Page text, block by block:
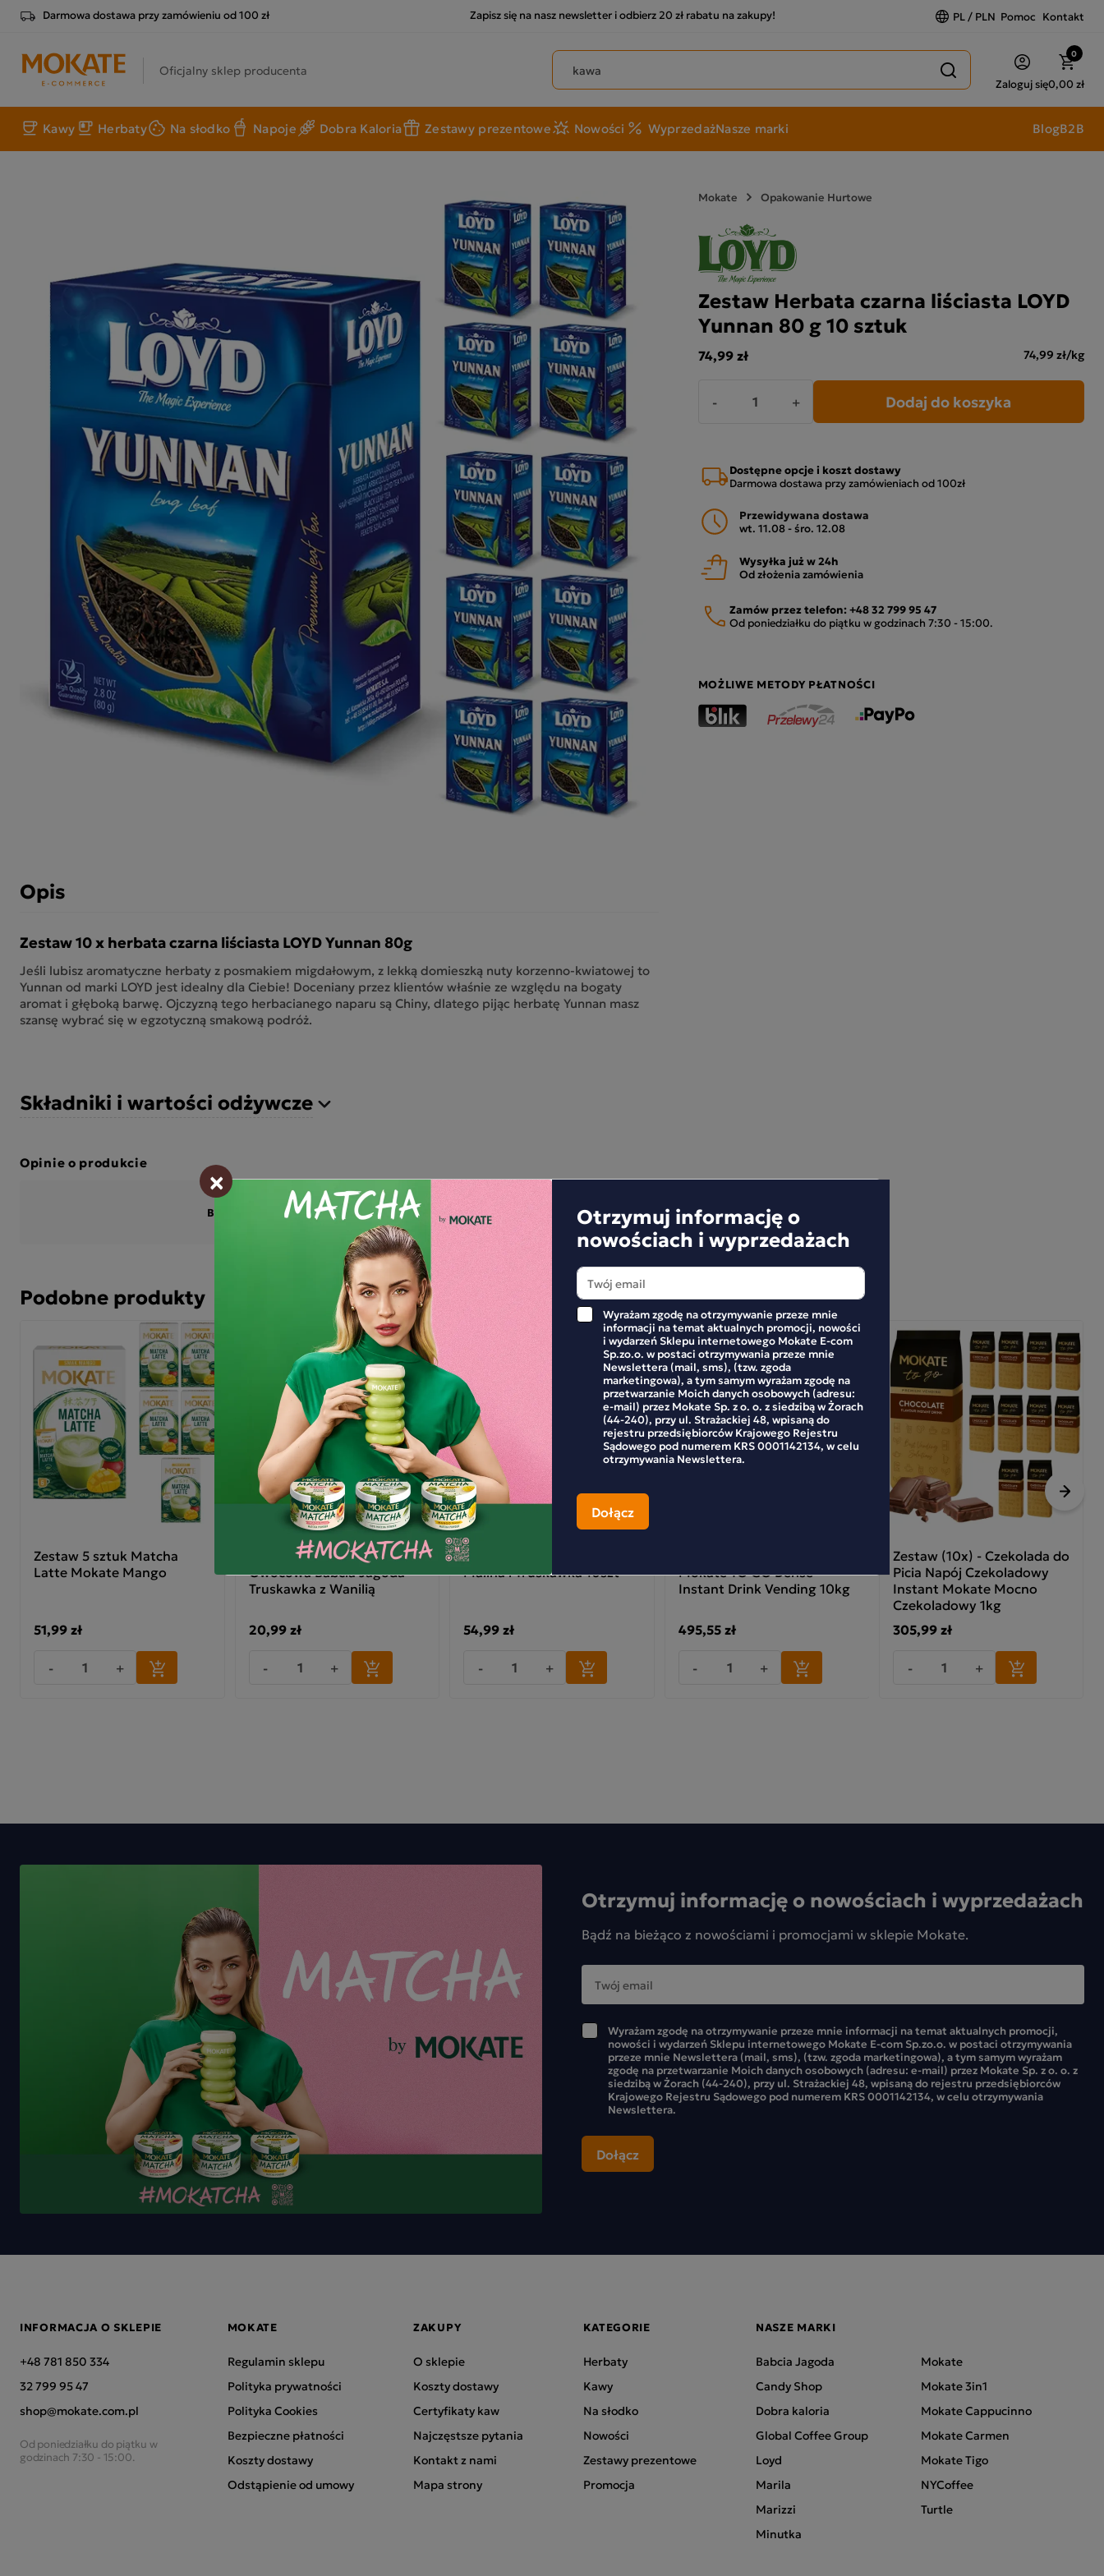
Darmowa dostawa przy zamówieniu od 100 zł Zapisz się na nasz newsletter i odbierz 20 zł rabatu na zakupy! PL / PLN Pomoc Kontakt
Oficjalny sklep producenta Szukaj produktów
Zaloguj się
0
0,00 zł
Kawy Herbaty Na słodko Napoje Dobra Kaloria Zestawy prezentowe Nowości WyprzedażNasze marki BlogB2B
Mokate Opakowanie Hurtowe
Zestaw Herbata czarna liściasta LOYD
Yunnan 80 g 10 sztuk
74,99 zł 74,99 zł/kg
- + Dodaj do koszyka
Dostępne opcje i koszt dostawy
Darmowa dostawa przy zamówieniach od 100zł
Przewidywana dostawa
wt. 11.08 - śro. 12.08
Wysyłka już w 24h
Od złożenia zamówienia
Zamów przez telefon:+48 32 799 95 47
Od poniedziałku do piątku w godzinach 7:30 - 15:00.
MOŻLIWE METODY PŁATNOŚCI
Opis
Zestaw 10 x herbata czarna liściasta LOYD Yunnan 80g
Jeśli lubisz aromatyczne herbaty z posmakiem migdałowym, z lekką domieszką nuty korzenno-kwiatowej to
Yunnan od marki LOYD jest idealny dla Ciebie! Doceniany przez klientów właśnie ze względu na bogaty
aromat i głęboką barwę. Ojczyzną tego herbacianego naparu są Chiny, dlatego pijąc herbatę Yunnan masz
szansę wybrać się w egzotyczną smakową podróż.
Składniki i wartości odżywcze
Opinie o produkcie
BĄDŹ PIERWSZYM KTÓRY NAPISZE RECENZJĘ
Podobne produkty
Zestaw 5 sztuk Matcha
Latte Mokate Mango
51,99 zł
-
+
Zestaw 6 sztuk Herbatka
Owocowa Babcia Jagoda
Truskawka z Wanilią
20,99 zł
-
+
Zestaw Hurtowy Herbata
Malina i Truskawka 10szt
54,99 zł
-
+
Mokate TO GO Dense
Instant Drink Vending 10kg
495,55 zł
-
+
Zestaw (10x) - Czekolada do
Picia Napój Czekoladowy
Instant Mokate Mocno
Czekoladowy 1kg
305,99 zł
-
+
Otrzymuj informację o nowościach i wyprzedażach
Bądź na bieżąco z nowościami i promocjami w sklepie Mokate.
Wyrażam zgodę na otrzymywanie przeze mnie informacji na temat aktualnych promocji,
nowości i wydarzeń Sklepu internetowego Mokate E-com Sp.zo.o. w postaci otrzymywania
przeze mnie Newslettera (mail, sms), (tzw. zgoda marketingowa), a tym samym wyrażam
zgodę na przetwarzanie Moich danych osobowych (adresu: e-mail) przez Mokate Sp. z o. o. z
siedzibą w Żorach (44-240), przy ul. Strażackiej 48, wpisaną do rejestru przedsiębiorców
Krajowego Rejestru Sądowego pod numerem KRS 0001142134, w celu otrzymywania
Newslettera.
INFORMACJA O SKLEPIE
+48 781 850 334
32 799 95 47
shop@mokate.com.pl
Od poniedziałku do piątku w
godzinach 7:30 - 15:00.
MOKATE
Regulamin sklepu
Polityka prywatności
Polityka Cookies
Bezpieczne płatności
Koszty dostawy
Odstąpienie od umowy
ZAKUPY
O sklepie
Koszty dostawy
Certyfikaty kaw
Najczęstsze pytania
Kontakt z nami
Mapa strony
KATEGORIE
Herbaty
Kawy
Na słodko
Nowości
Zestawy prezentowe
Promocja
NASZE MARKI
Babcia Jagoda
Candy Shop
Dobra kaloria
Global Coffee Group
Loyd
Marila
Marizzi
Minutka
Mokate
Mokate 3in1
Mokate Cappucinno
Mokate Carmen
Mokate Tigo
NYCoffee
Turtle
×
Otrzymuj informację o
nowościach i wyprzedażach
Wyrażam zgodę na otrzymywanie przeze mnie
informacji na temat aktualnych promocji, nowości
i wydarzeń Sklepu internetowego Mokate E-com
Sp.zo.o. w postaci otrzymywania przeze mnie
Newslettera (mail, sms), (tzw. zgoda
marketingowa), a tym samym wyrażam zgodę na
przetwarzanie Moich danych osobowych (adresu:
e-mail) przez Mokate Sp. z o. o. z siedzibą w Żorach
(44-240), przy ul. Strażackiej 48, wpisaną do
rejestru przedsiębiorców Krajowego Rejestru
Sądowego pod numerem KRS 0001142134, w celu
otrzymywania Newslettera.